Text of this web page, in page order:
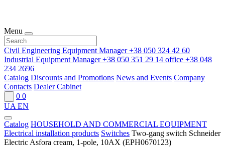
Menu
Civil Engineering Equipment Manager+38 050 324 42 60
Industrial Equipment Manager+38 050 351 29 14 office +38 048
234 2696
Catalog Discounts and Promotions News and Events Company
Contacts Dealer Cabinet
0 0
UA EN
Catalog HOUSEHOLD AND COMMERCIAL EQUIPMENT
Electrical installation products Switches Two-gang switch Schneider
Electric Asfora cream, 1-pole, 10AX (EPH0670123)